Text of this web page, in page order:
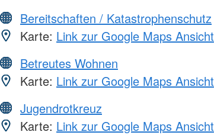
Bereitschaften / Katastrophenschutz
Karte: Link zur Google Maps Ansicht
Betreutes Wohnen
Karte: Link zur Google Maps Ansicht
Jugendrotkreuz
Karte: Link zur Google Maps Ansicht